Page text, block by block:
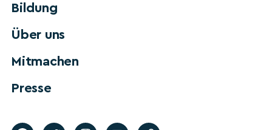
Bildung
Über uns
Mitmachen
Presse